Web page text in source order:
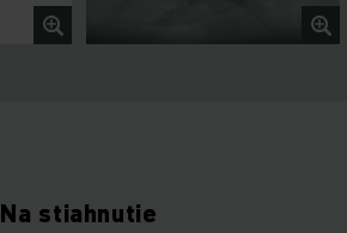
Na stiahnutie